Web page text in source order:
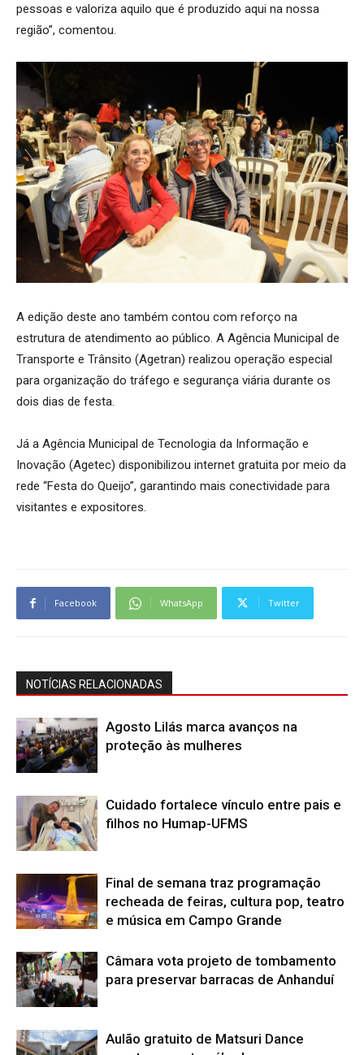
pessoas e valoriza aquilo que é produzido aqui na nossa
região”, comentou.
A edição deste ano também contou com reforço na
estrutura de atendimento ao público. A Agência Municipal de
Transporte e Trânsito (Agetran) realizou operação especial
para organização do tráfego e segurança viária durante os
dois dias de festa.
Já a Agência Municipal de Tecnologia da Informação e
Inovação (Agetec) disponibilizou internet gratuita por meio da
rede “Festa do Queijo”, garantindo mais conectividade para
visitantes e expositores.
Facebook WhatsApp Twitter
NOTÍCIAS RELACIONADAS
Agosto Lilás marca avanços na
proteção às mulheres
Cuidado fortalece vínculo entre pais e
filhos no Humap-UFMS
Final de semana traz programação
recheada de feiras, cultura pop, teatro
e música em Campo Grande
Câmara vota projeto de tombamento
para preservar barracas de Anhanduí
Aulão gratuito de Matsuri Dance